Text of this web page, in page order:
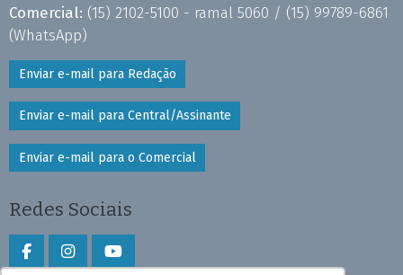
Comercial: (15) 2102-5100 - ramal 5060 / (15) 99789-6861
(WhatsApp)
Enviar e-mail para Redação
Enviar e-mail para Central/Assinante
Enviar e-mail para o Comercial
Redes Sociais